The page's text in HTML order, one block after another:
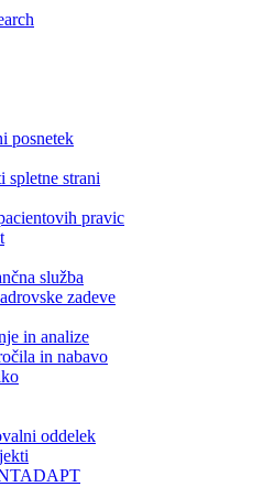
posnetek
spletne strani
pravic
služba
zadeve
in analize
in nabavo
oddelek